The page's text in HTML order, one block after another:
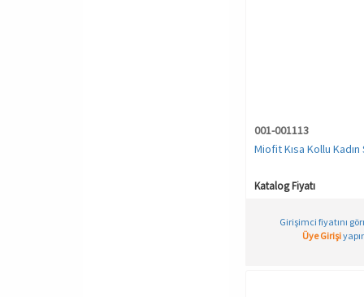
001-001113
Miofit Kısa Kollu
Katalog Fiyatı
Girişimci fiyatını
Üye Girişi